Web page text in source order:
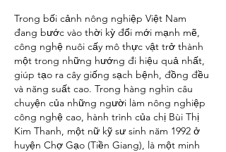
Trong bối cảnh nông nghiệp Việt Nam
đang bước vào thời kỳ đổi mới mạnh mẽ,
công nghệ nuôi cấy mô thực vật trở thành
một trong những hướng đi hiệu quả nhất,
giúp tạo ra cây giống sạch bệnh, đồng đều
và năng suất cao. Trong hàng nghìn câu
chuyện của những người làm nông nghiệp
công nghệ cao, hành trình của chị Bùi Thị
Kim Thanh, một nữ kỹ sư sinh năm 1992 ở
huyện Chợ Gạo (Tiền Giang), là một minh